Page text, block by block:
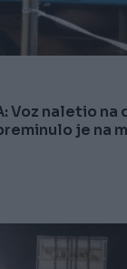
Voz naletio
je na